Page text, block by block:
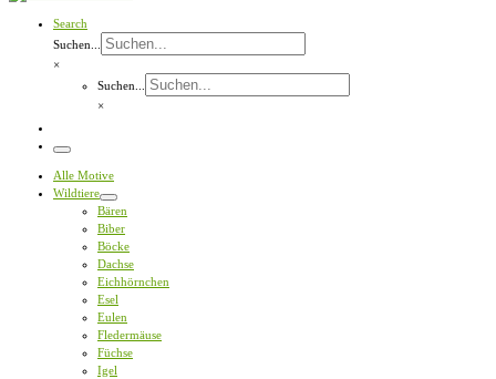
Search
Suchen...
×
Suchen...
×
Menü
Alle Motive
Wildtiere
Bären
Biber
Böcke
Dachse
Eichhörnchen
Esel
Eulen
Fledermäuse
Füchse
Igel